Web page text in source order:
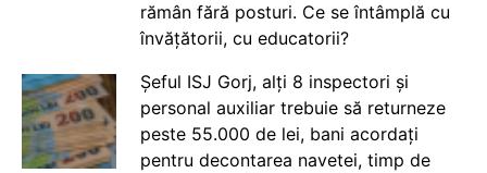
rămân fără posturi. Ce se întâmplă cu
învățătorii, cu educatorii?
Șeful ISJ Gorj, alți 8 inspectori și
personal auxiliar trebuie să returneze
peste 55.000 de lei, bani acordați
pentru decontarea navetei, timp de